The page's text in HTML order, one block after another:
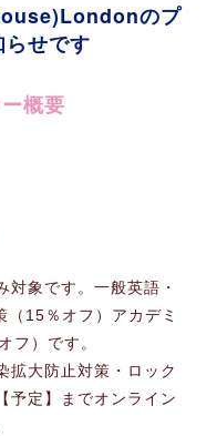
のプ
せです
概要
対象です。一般英語・
（15％オフ）アカデミ
フ）です。
拡大防止対策・ロック
予定】までオンライン